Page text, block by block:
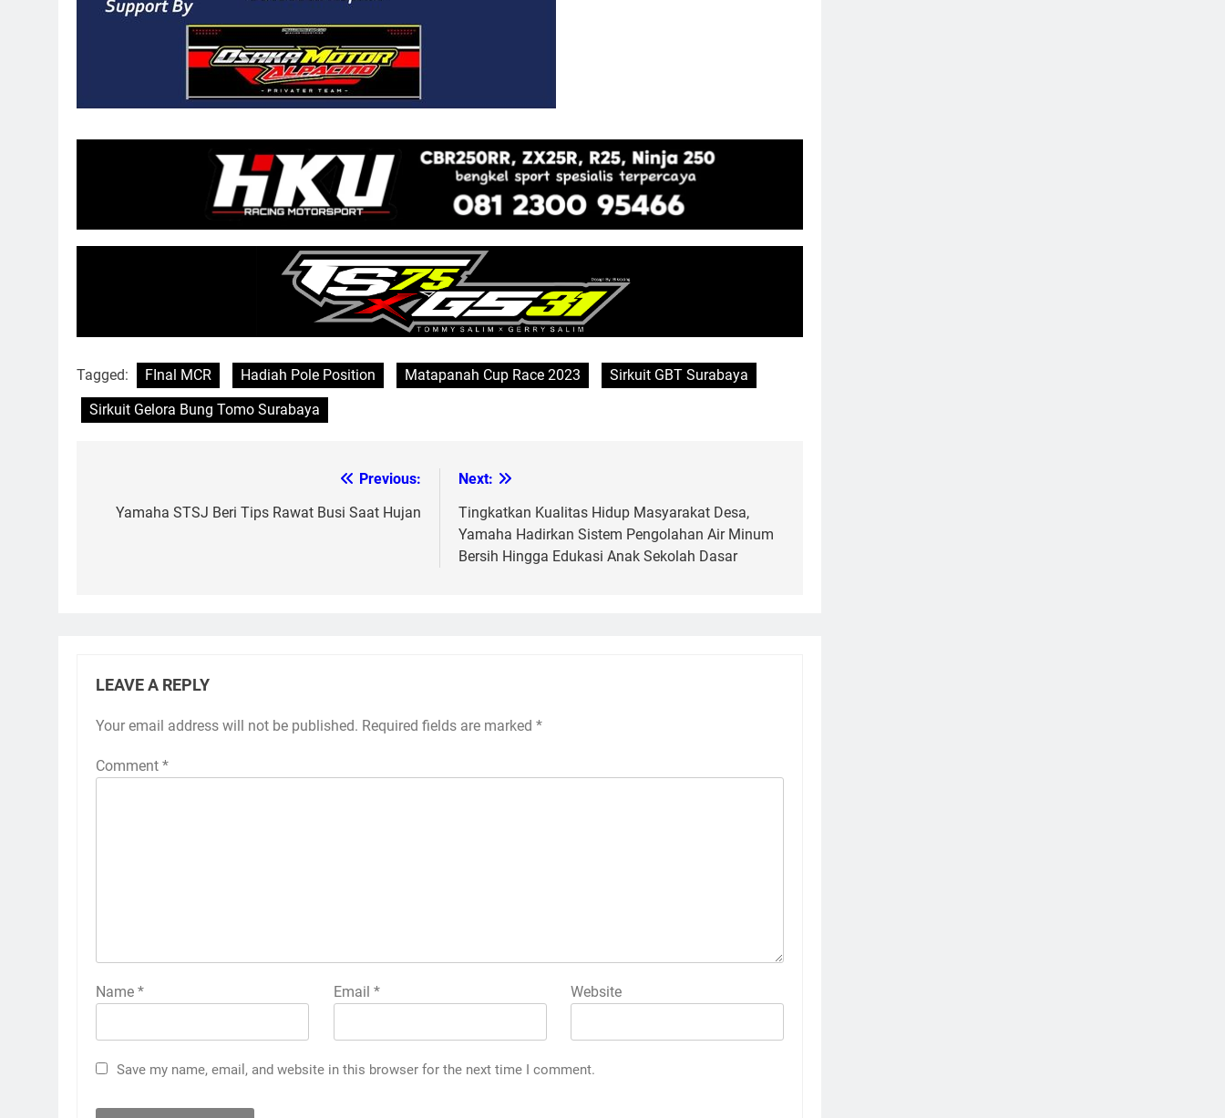
Tagged: FInal MCR Hadiah Pole Position Matapanah Cup Race 2023
Sirkuit GBT Surabaya
Sirkuit Gelora Bung Tomo Surabaya
navigation
Previous:
Yamaha STSJ Beri Tips Rawat Busi Saat Hujan
Next:
Tingkatkan Kualitas Hidup Masyarakat Desa,
Yamaha Hadirkan Sistem Pengolahan Air Minum
Bersih Hingga Edukasi Anak Sekolah Dasar
LEAVE A REPLY
Your email address will not be published. Required fields are marked *
Comment *
Name * Email * Website
Save my name, email, and website in this browser for the next time I comment.